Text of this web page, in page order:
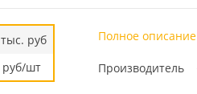
руб
руб/шт
Полное описание
Производитель